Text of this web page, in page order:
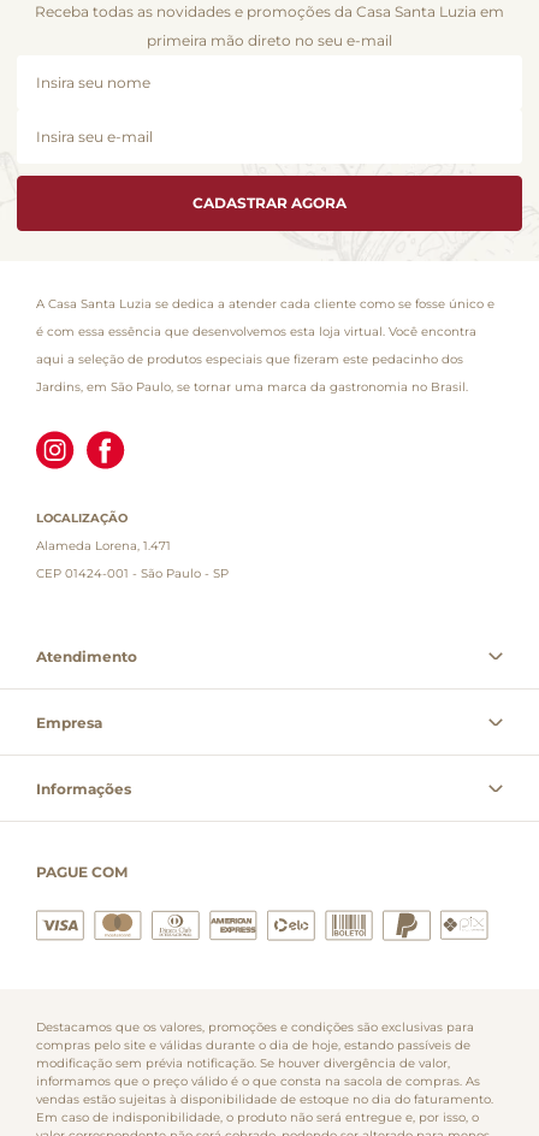
Receba todas as novidades e promoções da Casa Santa Luzia em
primeira mão direto no seu e-mail
CADASTRAR AGORA
A Casa Santa Luzia se dedica a atender cada cliente como se fosse único e
é com essa essência que desenvolvemos esta loja virtual. Você encontra
aqui a seleção de produtos especiais que fizeram este pedacinho dos
Jardins, em São Paulo, se tornar uma marca da gastronomia no Brasil.
LOCALIZAÇÃO
Alameda Lorena, 1.471
CEP 01424-001 - São Paulo - SP
Atendimento
Empresa
Informações
PAGUE COM
Destacamos que os valores, promoções e condições são exclusivas para
compras pelo site e válidas durante o dia de hoje, estando passíveis de
modificação sem prévia notificação. Se houver divergência de valor,
informamos que o preço válido é o que consta na sacola de compras. As
vendas estão sujeitas à disponibilidade de estoque no dia do faturamento.
Em caso de indisponibilidade, o produto não será entregue e, por isso, o